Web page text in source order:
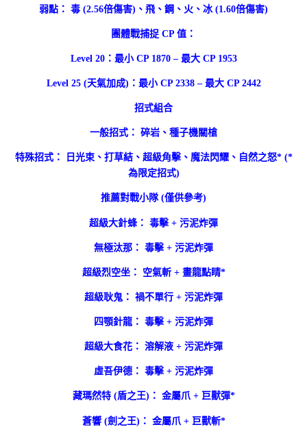
弱點： 毒 (2.56倍傷害)、飛、鋼、火、冰 (1.60倍傷害)
團體戰捕捉 CP 值：
Level 20：最小 CP 1870 – 最大 CP 1953
Level 25 (天氣加成)：最小 CP 2338 – 最大 CP 2442
招式組合
一般招式： 碎岩、種子機關槍
特殊招式： 日光束、打草結、超級角擊、魔法閃耀、自然之怒* (*
為限定招式)
推薦對戰小隊 (僅供參考)
超級大針蜂： 毒擊 + 污泥炸彈
無極汰那： 毒擊 + 污泥炸彈
超級烈空坐： 空氣斬 + 畫龍點睛*
超級耿鬼： 禍不單行 + 污泥炸彈
四顎針龍： 毒擊 + 污泥炸彈
超級大食花： 溶解液 + 污泥炸彈
虛吾伊德： 毒擊 + 污泥炸彈
藏瑪然特 (盾之王)： 金屬爪 + 巨獸彈*
蒼響 (劍之王)： 金屬爪 + 巨獸斬*